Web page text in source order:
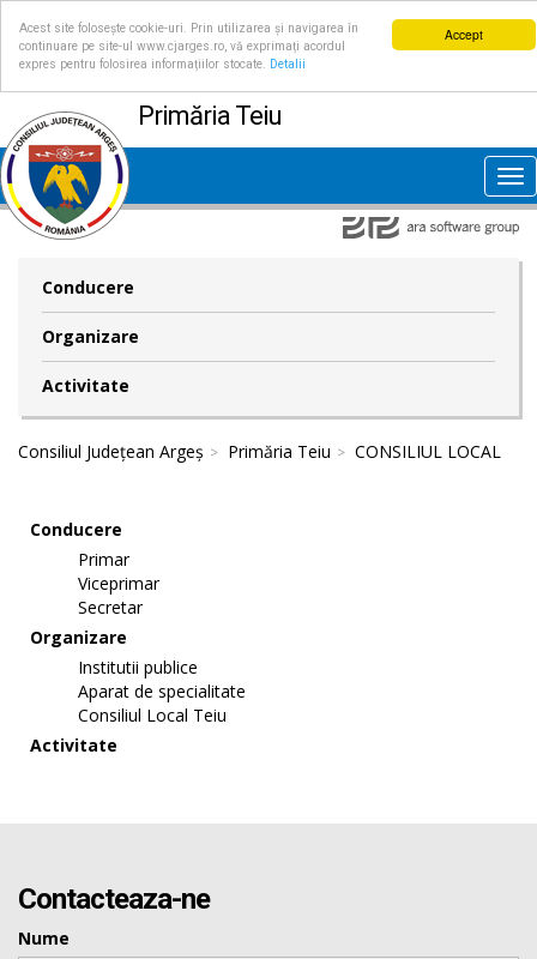
Accept
Acest site folosește cookie-uri. Prin utilizarea și navigarea în
continuare pe site-ul www.cjarges.ro, vă exprimați acordul
expres pentru folosirea informațiilor stocate.
Detalii
Primăria Teiu
Conducere
Organizare
Activitate
Consiliul Județean Argeș Primăria Teiu CONSILIUL LOCAL
Conducere
Primar
Viceprimar
Secretar
Organizare
Institutii publice
Aparat de specialitate
Consiliul Local Teiu
Activitate
Contacteaza-ne
Nume